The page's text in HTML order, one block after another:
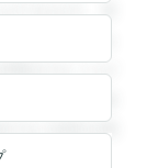
できます。登
すると回答を
覧することが
きます。登録
ると回答を閲